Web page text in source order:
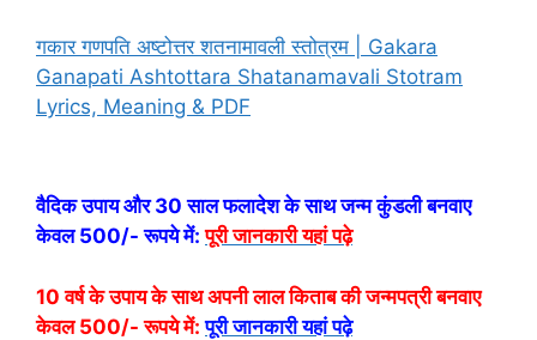
गकार गणपति अष्टोत्तर शतनामावली स्तोत्रम | Gakara
Ganapati Ashtottara Shatanamavali Stotram
Lyrics, Meaning & PDF
वैदिक उपाय और 30 साल फलादेश के साथ जन्म कुंडली बनवाए
केवल 500/- रूपये में: पूरी जानकारी यहां पढ़े
10 वर्ष के उपाय के साथ अपनी लाल किताब की जन्मपत्री बनवाए
केवल 500/- रूपये में: पूरी जानकारी यहां पढ़े